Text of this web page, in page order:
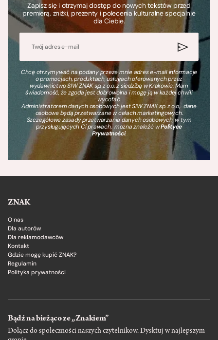
Zapisz się i otrzymaj dostęp do nowych tekstów przed
premierą, zniżki, prezenty i polecenia kulturalne specjalnie
dla Ciebie.
Chcę otrzymywać na podany przeze mnie adres e-mail informacje
o promocjach, produktach, usługach oferowanych przez
wydawnictwo SIW ZNAK sp. z o.o. z siedzibą w Krakowie. Mam
świadomość, że zgoda jest dobrowolna i mogę ją w każdej chwili
wycofać.
Administratorem danych osobowych jest SIW ZNAK sp. z o.o., dane
osobowe będą przetwarzane w celach marketingowych.
Szczegółowe zasady przetwarzania danych osobowych, w tym
przysługujących Ci prawach, można znaleźć wPolityce
Prywatności.
ZNAK
O nas
Dla autorów
Dla reklamodawców
Kontakt
Gdzie mogę kupić ZNAK?
Regulamin
Polityka prywatności
Bądź na bieżąco ze „Znakiem”
Dołącz do społeczności naszych czytelnikow. Dysktuj w najlepszym